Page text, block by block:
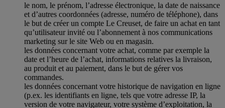
le nom, le prénom, l’adresse électronique, la date de naissance
et d’autres coordonnées (adresse, numéro de téléphone), dans
le but de créer un compte Le Creuset, de faire un achat en tant
qu’utilisateur invité ou l’abonnement à nos communications
marketing sur le site Web ou en magasin.
les données concernant votre achat, comme par exemple la
date et l’heure de l’achat, informations relatives la livraison,
au produit et au paiement, dans le but de gérer vos
commandes.
les données concernant votre historique de navigation en ligne
(p.ex. les identifiants en ligne, tels que votre adresse IP, la
version de votre navigateur, votre système d’exploitation, la